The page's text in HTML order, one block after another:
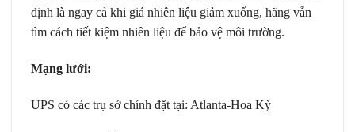
định là ngay cả khi giá nhiên liệu giảm xuống, hãng vẫn
tìm cách tiết kiệm nhiên liệu để bảo vệ môi trường.
Mạng lưới:
UPS có các trụ sở chính đặt tại: Atlanta-Hoa Kỳ